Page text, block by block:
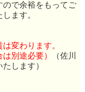
ので余裕をもってご
ます。
変わります。
は別途必要）
（佐川
します）